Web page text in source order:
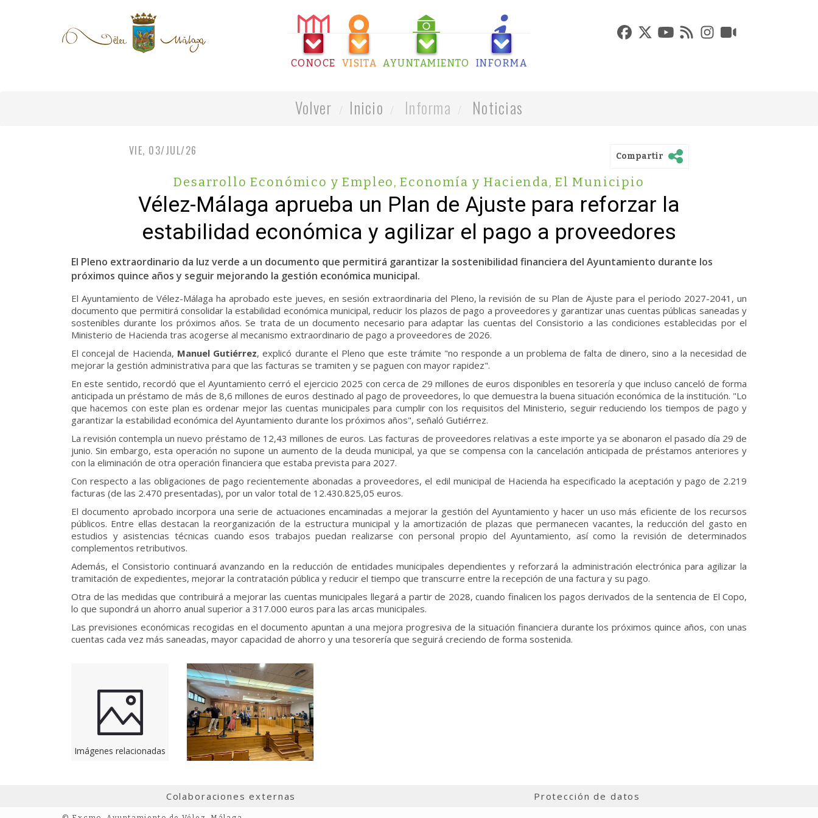
CONOCE VISITA AYUNTAMIENTO INFORMA
Volver Inicio Informa Noticias
VIE, 03/JUL/26 Compartir
Desarrollo Económico y Empleo, Economía y Hacienda, El Municipio
Vélez-Málaga aprueba un Plan de Ajuste para reforzar la
estabilidad económica y agilizar el pago a proveedores
El Pleno extraordinario da luz verde a un documento que permitirá garantizar la sostenibilidad financiera del Ayuntamiento durante los
próximos quince años y seguir mejorando la gestión económica municipal.
El Ayuntamiento de Vélez-Málaga ha aprobado este jueves, en sesión extraordinaria del Pleno, la revisión de su Plan de Ajuste para el periodo 2027-2041, un
documento que permitirá consolidar la estabilidad económica municipal, reducir los plazos de pago a proveedores y garantizar unas cuentas públicas saneadas y
sostenibles durante los próximos años. Se trata de un documento necesario para adaptar las cuentas del Consistorio a las condiciones establecidas por el
Ministerio de Hacienda tras acogerse al mecanismo extraordinario de pago a proveedores de 2026.
El concejal de Hacienda, Manuel Gutiérrez, explicó durante el Pleno que este trámite "no responde a un problema de falta de dinero, sino a la necesidad de
mejorar la gestión administrativa para que las facturas se tramiten y se paguen con mayor rapidez".
En este sentido, recordó que el Ayuntamiento cerró el ejercicio 2025 con cerca de 29 millones de euros disponibles en tesorería y que incluso canceló de forma
anticipada un préstamo de más de 8,6 millones de euros destinado al pago de proveedores, lo que demuestra la buena situación económica de la institución. "Lo
que hacemos con este plan es ordenar mejor las cuentas municipales para cumplir con los requisitos del Ministerio, seguir reduciendo los tiempos de pago y
garantizar la estabilidad económica del Ayuntamiento durante los próximos años", señaló Gutiérrez.
La revisión contempla un nuevo préstamo de 12,43 millones de euros. Las facturas de proveedores relativas a este importe ya se abonaron el pasado día 29 de
junio. Sin embargo, esta operación no supone un aumento de la deuda municipal, ya que se compensa con la cancelación anticipada de préstamos anteriores y
con la eliminación de otra operación financiera que estaba prevista para 2027.
Con respecto a las obligaciones de pago recientemente abonadas a proveedores, el edil municipal de Hacienda ha especificado la aceptación y pago de 2.219
facturas (de las 2.470 presentadas), por un valor total de 12.430.825,05 euros.
El documento aprobado incorpora una serie de actuaciones encaminadas a mejorar la gestión del Ayuntamiento y hacer un uso más eficiente de los recursos
públicos. Entre ellas destacan la reorganización de la estructura municipal y la amortización de plazas que permanecen vacantes, la reducción del gasto en
estudios y asistencias técnicas cuando esos trabajos puedan realizarse con personal propio del Ayuntamiento, así como la revisión de determinados
complementos retributivos.
Además, el Consistorio continuará avanzando en la reducción de entidades municipales dependientes y reforzará la administración electrónica para agilizar la
tramitación de expedientes, mejorar la contratación pública y reducir el tiempo que transcurre entre la recepción de una factura y su pago.
Otra de las medidas que contribuirá a mejorar las cuentas municipales llegará a partir de 2028, cuando finalicen los pagos derivados de la sentencia de El Copo,
lo que supondrá un ahorro anual superior a 317.000 euros para las arcas municipales.
Las previsiones económicas recogidas en el documento apuntan a una mejora progresiva de la situación financiera durante los próximos quince años, con unas
cuentas cada vez más saneadas, mayor capacidad de ahorro y una tesorería que seguirá creciendo de forma sostenida.
Imágenes relacionadas
Colaboraciones externas Protección de datos